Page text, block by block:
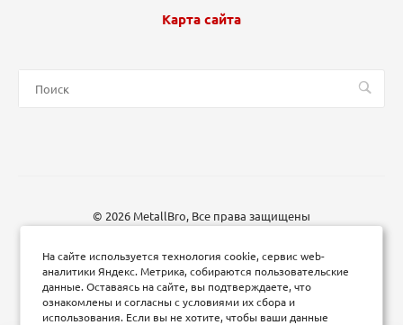
Карта сайта
© 2026 MetallBro, Все права защищены
На сайте используется технология cookie, сервис web-
аналитики Яндекс. Метрика, собираются пользовательские
данные. Оставаясь на сайте, вы подтверждаете, что
ознакомлены и согласны с условиями их сбора и
использования. Если вы не хотите, чтобы ваши данные